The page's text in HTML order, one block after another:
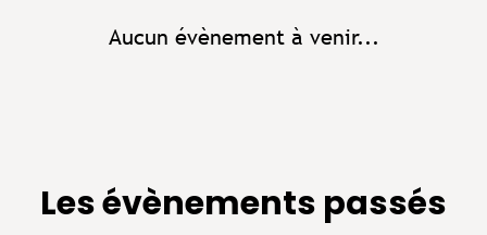
Aucun évènement à venir...
Les évènements passés